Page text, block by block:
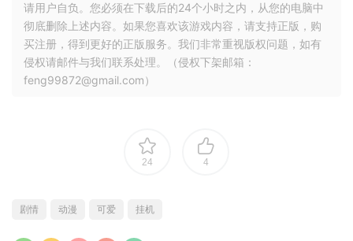
请用户自负。您必须在下载后的24个小时之内，从您的电脑中
彻底删除上述内容。如果您喜欢该游戏内容，请支持正版，购
买注册，得到更好的正版服务。我们非常重视版权问题，如有
侵权请邮件与我们联系处理。（侵权下架邮箱：
feng99872@gmail.com）
24 4
剧情 动漫 可爱 挂机